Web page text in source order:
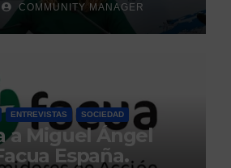
COMMUNITY MANAGER
ENTREVISTAS SOCIEDAD
a Miguel Ángel
España.